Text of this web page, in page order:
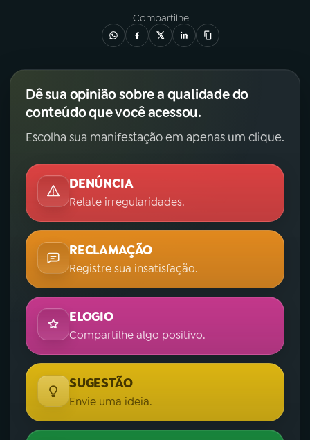
Compartilhe
Dê sua opinião sobre a qualidade do
conteúdo que você acessou.
Escolha sua manifestação em apenas um clique.
DENÚNCIA
Relate irregularidades.
RECLAMAÇÃO
Registre sua insatisfação.
ELOGIO
Compartilhe algo positivo.
SUGESTÃO
Envie uma ideia.